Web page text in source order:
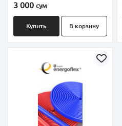
3 000 сум
Купить В корзину